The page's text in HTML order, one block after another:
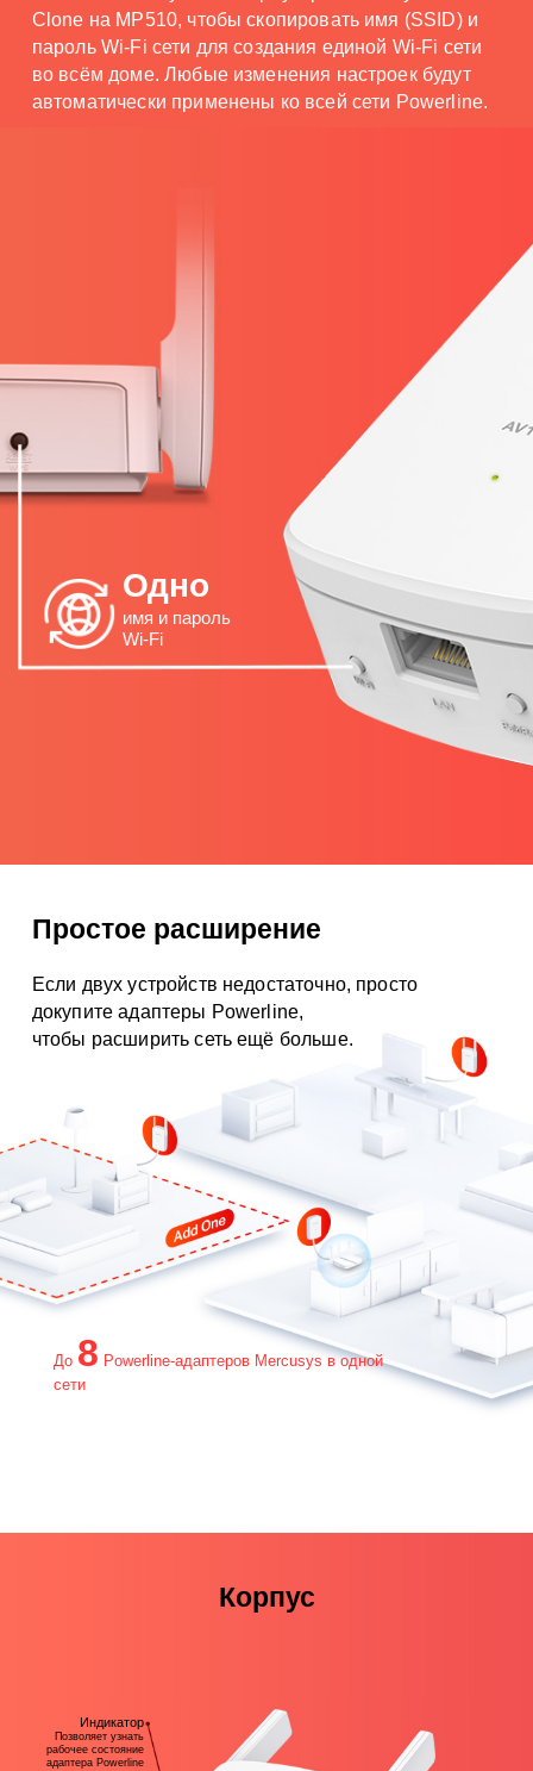
Clone на MP510, чтобы скопировать имя (SSID) и
пароль Wi-Fi сети для создания единой Wi-Fi сети
во всём доме. Любые изменения настроек будут
автоматически применены ко всей сети Powerline.
Одно
имя и пароль
Wi‑Fi
Простое расширение
Если двух устройств недостаточно, просто
докупите адаптеры Powerline,
чтобы расширить сеть ещё больше.
До 8 Powerline‑адаптеров Mercusys в одной
сети
Индикатор
Позволяет узнать
рабочее состояние
адаптера Powerline
Корпус